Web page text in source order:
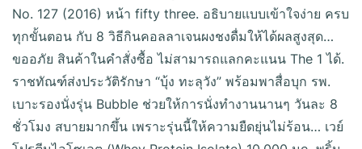
No. 127 (2016) หน้า fifty three. อธิบายแบบเข้าใจง่าย ครบ
ทุกขั้นตอน กับ 8 วิธีกินคอลลาเจนผงชงดื่มให้ได้ผลสูงสุด…
ขออภัย สินค้าในคำสั่งซื้อ ไม่สามารถแลกคะแนน The 1 ได้.
ราชทัณฑ์ส่งประวัติรักษา “บุ้ง ทะลุวัง” พร้อมพาสื่อบุก รพ.
เบาะรองนั่งรุ่น Bubble ช่วยให้การนั่งทำงานนานๆ วันละ 8
ชั่วโมง สบายมากขึ้น เพราะรุ่นนี้ให้ความยืดยุ่นไม่ร้อน… เวย์